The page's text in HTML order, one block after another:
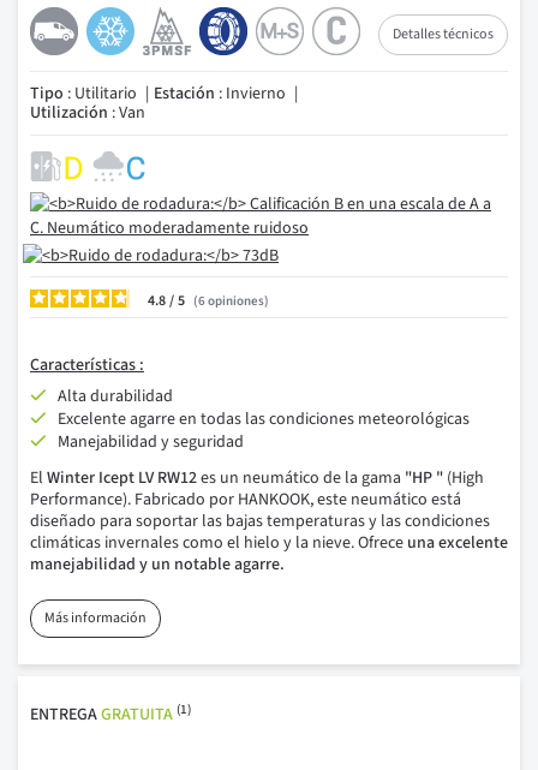
Detalles técnicos
Tipo : Utilitario Estación : Invierno
Utilización : Van
4.8/ 6opiniones
Características :
Alta durabilidad
Excelente agarre en todas las condiciones meteorológicas
Manejabilidad y seguridad
El Winter Icept LV RW12es un neumático de la gama "HP " (High
Performance). Fabricado por HANKOOK, este neumático está
diseñado para soportar las bajas temperaturas y las condiciones
climáticas invernales como el hielo y la nieve. Ofrece una excelente
manejabilidad y un notable agarre.
Más información
ENTREGAGRATUITA (1)